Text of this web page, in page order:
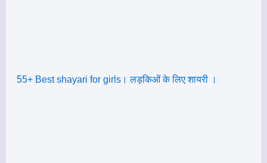
55+ Best shayari for girls। लड़किओं के लिए शायरी ।